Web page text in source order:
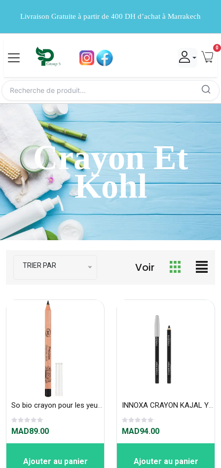
Livraison Gratuite à partir de 400 DH d’achat à Marrakech
0
Crayon Et
Kohl
TRIER PAR Voir
So bio crayon pour les yeux N 01 Noir
MAD89.00
Ajouter au panier
INNOXA CRAYON KAJAL YEUX NOIR - G771481
MAD94.00
Ajouter au panier